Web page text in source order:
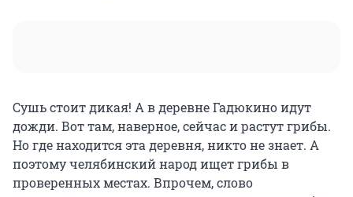
Сушь стоит дикая! А в деревне Гадюкино идут
дожди. Вот там, наверное, сейчас и растут грибы.
Но где находится эта деревня, никто не знает. А
поэтому челябинский народ ищет грибы в
проверенных местах. Впрочем, слово